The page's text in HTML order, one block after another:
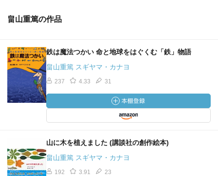
畠山重篤の作品
鉄は魔法つかい 命と地球をはぐくむ「鉄」物語
畠山重篤 スギヤマ・カナヨ
237 4.33 31
山に木を植えました (講談社の創作絵本)
畠山重篤 スギヤマ・カナヨ
192 3.91 23